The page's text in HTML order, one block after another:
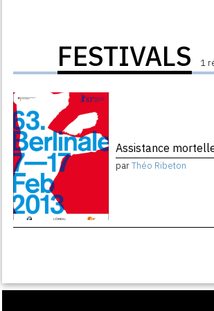
FESTIVALS 1
Assistance
parThéo Ribeton